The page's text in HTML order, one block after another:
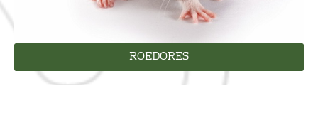
ROEDORES